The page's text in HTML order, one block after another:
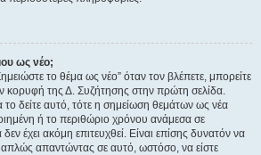
ως νέο;
το θέμα ως νέο” όταν τον βλέπετε, μπορείτε
κορυφή της Δ. Συζήτησης στην πρώτη σελίδα.
δείτε αυτό, τότε η σημείωση θεμάτων ως νέα
ή το περιθώριο χρόνου ανάμεσα σε
έχει ακόμη επιτευχθεί. Είναι επίσης δυνατόν να
απαντώντας σε αυτό, ωστόσο, να είστε